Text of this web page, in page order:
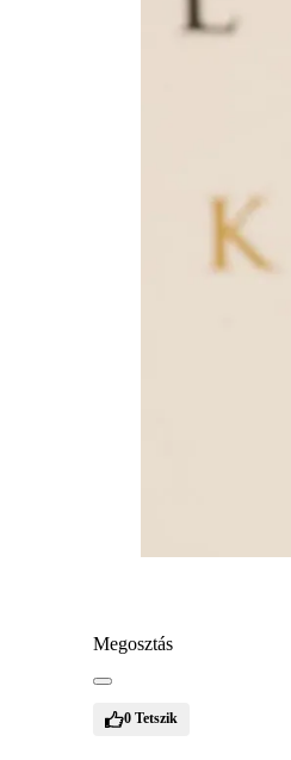
Megosztás
0 Tetszik